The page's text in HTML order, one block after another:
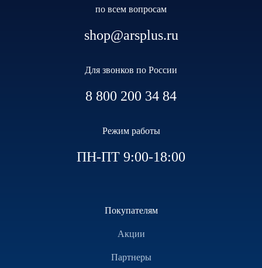
по всем вопросам
shop@arsplus.ru
Для звонков по России
8 800 200 34 84
Режим работы
ПН-ПТ 9:00-18:00
Покупателям
Акции
Партнеры